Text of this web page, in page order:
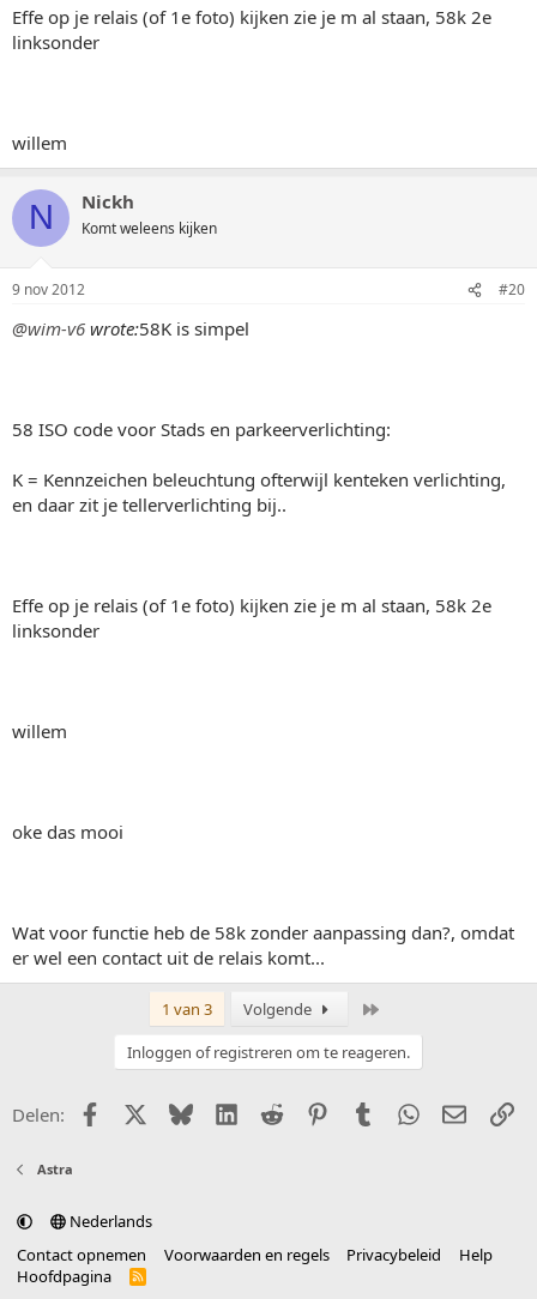
Effe op je relais (of 1e foto) kijken zie je m al staan, 58k 2e
linksonder
willem
N Nickh
Komt weleens kijken
9 nov 2012 #20
@wim-v6 wrote:58K is simpel
58 ISO code voor Stads en parkeerverlichting:
K = Kennzeichen beleuchtung ofterwijl kenteken verlichting,
en daar zit je tellerverlichting bij..
Effe op je relais (of 1e foto) kijken zie je m al staan, 58k 2e
linksonder
willem
oke das mooi
Wat voor functie heb de 58k zonder aanpassing dan?, omdat
er wel een contact uit de relais komt...
1 van 3 Volgende
Inloggen of registreren om te reageren.
Delen: FacebookX (Twitter)
BlueskyLinkedIn
Reddit PinterestTumblr WhatsApp
E-mail
Astra
Nederlands
Contact opnemen
Voorwaarden en regels Privacybeleid
Help
Hoofdpagina
R